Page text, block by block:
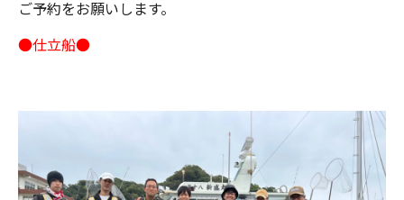
ご予約をお願いします。
●仕立船●